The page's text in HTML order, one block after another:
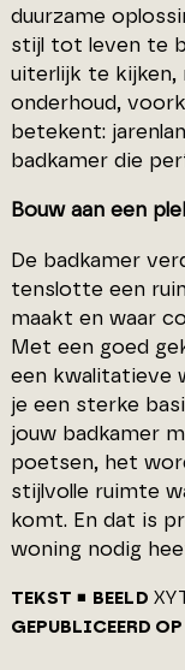
duurzame
stijl tot leven te
uiterlijk te kijken,
onderhoud,
betekent:
badkamer die
Bouw aan een
De badkamer
tenslotte een
maakt en waar
Met een goed
een kwalitatieve
je een sterke
jouw badkamer
poetsen, het
stijlvolle ruimte
komt. En dat is
woning nodig
TEKST BEELD
GEPUBLICEERD OP